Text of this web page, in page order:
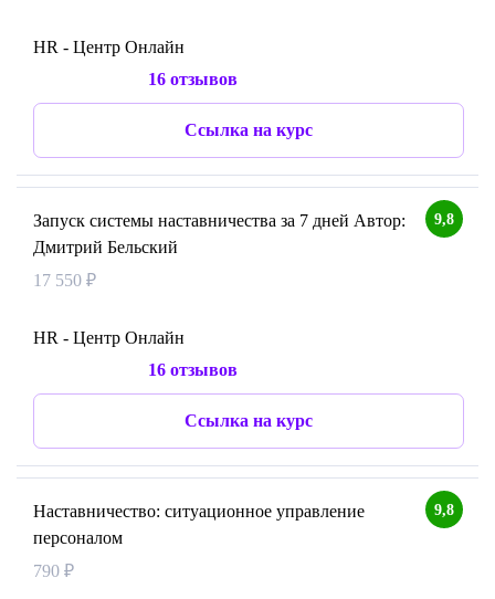
HR - Центр Онлайн
16 отзывов
Ссылка на курс
9,8
Запуск системы наставничества за 7 дней Автор:
Дмитрий Бельский
17 550 ₽
HR - Центр Онлайн
16 отзывов
Ссылка на курс
9,8
Наставничество: ситуационное управление
персоналом
790 ₽